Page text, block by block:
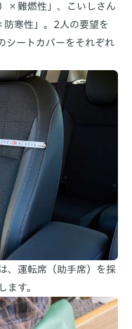
×難燃性」、こいしさん
寒性」。2人の要望を
シートカバーをそれぞれ
、運転席（助手席）を採
ます。